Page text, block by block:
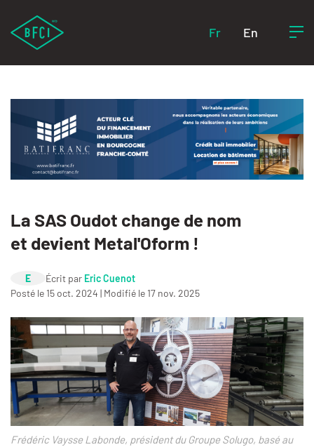
Fr En
La SAS Oudot change de nom
et devient Metal'Oform !
E Écrit par Eric Cuenot
Posté le 15 oct. 2024 | Modifié le 17 nov. 2025
Frédéric Vaysse Labonde, président du Groupe Solugo, basé au